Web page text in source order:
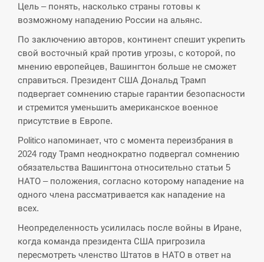
СЕРПЕНЬ
В Москве пожаловались на “кратный рост” атак
дронов Украины
СЕРПЕНЬ
Біля українського літака в аеропорту Лейпцига
виявили дрон, ймовірно, з…
СЕРПЕНЬ
13:23
ответили, как отреагируют на…
СЕРПЕНЬ
Тайвань проводить найбільші військові
навчання на тлі загрози вторгнення з…
Цель – понять, насколько страны готовы к
возможному нападению России на альянс.
По заключению авторов, континент спешит укрепить
свой восточный край против угрозы, с которой, по
мнению европейцев, Вашингтон больше не сможет
справиться. Президент США Дональд Трамп
подвергает сомнению старые гарантии безопасности
и стремится уменьшить американское военное
присутствие в Европе.
Politico напоминает, что с момента переизбрания в
2024 году Трамп неоднократно подвергал сомнению
обязательства Вашингтона относительно статьи 5
НАТО – положения, согласно которому нападение на
одного члена рассматривается как нападение на
всех.
Неопределенность усилилась после войны в Иране,
когда команда президента США пригрозила
пересмотреть членство Штатов в НАТО в ответ на